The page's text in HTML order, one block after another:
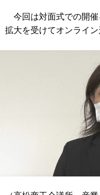
今回は対面式での開催
拡大を受けてオンライン